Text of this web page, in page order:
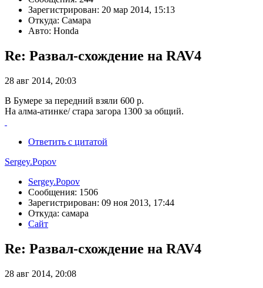
Зарегистрирован: 20 мар 2014, 15:13
Откуда: Самара
Авто: Honda
Re: Развал-схождение на RAV4
28 авг 2014, 20:03
В Бумере за передний взяли 600 р.
На алма-атинке/ стара загора 1300 за общий.
Ответить с цитатой
Sergey.Popov
Sergey.Popov
Сообщения: 1506
Зарегистрирован: 09 ноя 2013, 17:44
Откуда: самара
Сайт
Re: Развал-схождение на RAV4
28 авг 2014, 20:08